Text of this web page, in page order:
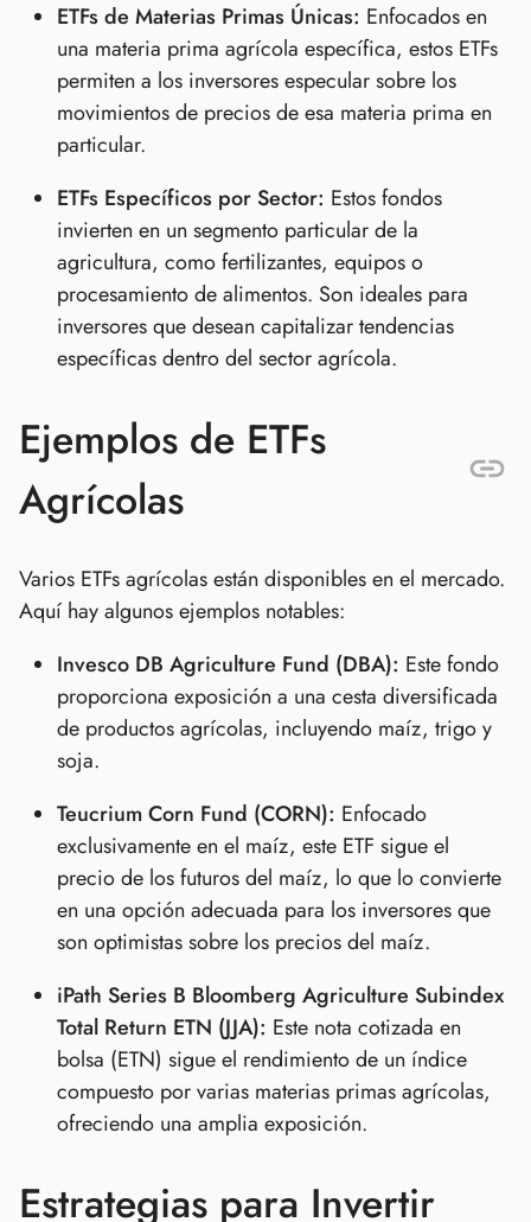
ETFs de Materias Primas Únicas: Enfocados en
una materia prima agrícola específica, estos ETFs
permiten a los inversores especular sobre los
movimientos de precios de esa materia prima en
particular.
ETFs Específicos por Sector: Estos fondos
invierten en un segmento particular de la
agricultura, como fertilizantes, equipos o
procesamiento de alimentos. Son ideales para
inversores que desean capitalizar tendencias
específicas dentro del sector agrícola.
Ejemplos de ETFs
Agrícolas
Varios ETFs agrícolas están disponibles en el mercado.
Aquí hay algunos ejemplos notables:
Invesco DB Agriculture Fund (DBA): Este fondo
proporciona exposición a una cesta diversificada
de productos agrícolas, incluyendo maíz, trigo y
soja.
Teucrium Corn Fund (CORN): Enfocado
exclusivamente en el maíz, este ETF sigue el
precio de los futuros del maíz, lo que lo convierte
en una opción adecuada para los inversores que
son optimistas sobre los precios del maíz.
iPath Series B Bloomberg Agriculture Subindex
Total Return ETN (JJA): Este nota cotizada en
bolsa (ETN) sigue el rendimiento de un índice
compuesto por varias materias primas agrícolas,
ofreciendo una amplia exposición.
Estrategias para Invertir